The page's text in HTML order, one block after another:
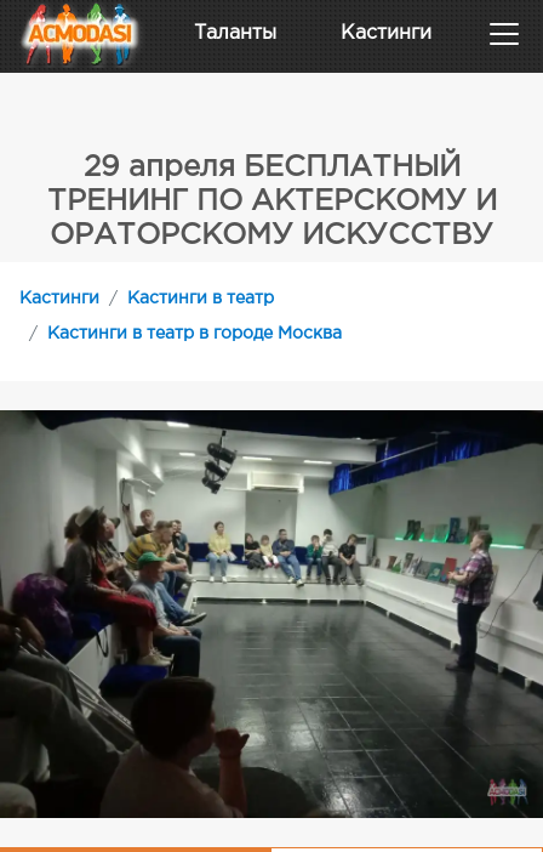
Таланты Кастинги
29 апреля БЕСПЛАТНЫЙ
ТРЕНИНГ ПО АКТЕРСКОМУ И
ОРАТОРСКОМУ ИСКУССТВУ
Кастинги Кастинги в театр
Кастинги в театр в городе Москва